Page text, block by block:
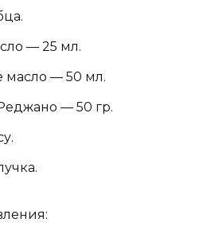
— 25 мл.
масло — 50 мл.
— 50 гр.